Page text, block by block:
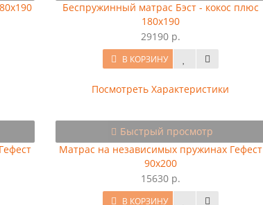
Беспружинный матрас Бэст - кокос плюс
180x190
29190 р.
В КОРЗИНУ
Посмотреть Характеристики
Быстрый просмотр
Матрас на независимых пружинах Гефест
90x200
15630 р.
В КОРЗИНУ